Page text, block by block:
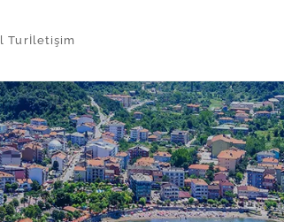
Turİletişim